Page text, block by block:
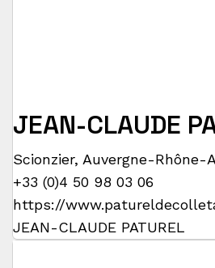
JEAN-CLAUDE
Scionzier, Auvergne-Rhône-
+33 (0)4 50 98 03 06
https://
JEAN-CLAUDE PATUREL